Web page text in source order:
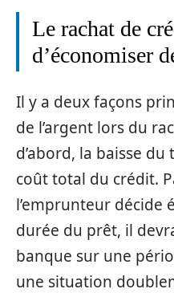
Le rachat de
d’économiser
Il y a deux façons
de l’argent lors du
d’abord, la baisse
coût total du crédit.
l’emprunteur décide
durée du prêt, il
banque sur une
une situation